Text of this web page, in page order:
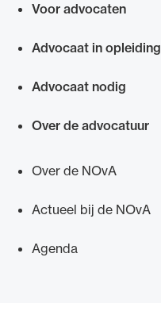
Voor advocaten
Advocaat in opleiding
Advocaat nodig
Over de advocatuur
Over de NOvA
Actueel bij de NOvA
Agenda